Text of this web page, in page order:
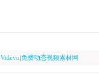
Videvo|免费动态视频素材网